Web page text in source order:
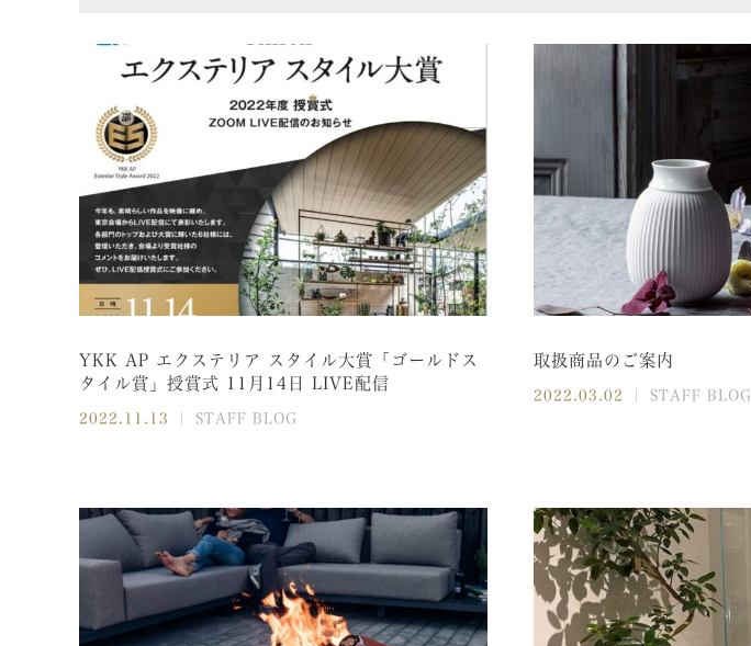
YKK AP エクステリア スタイル大賞「ゴールドス
タイル賞」授賞式 11月14日 LIVE配信
2022.11.13 ｜ STAFF BLOG
取扱商品のご案内
2022.03.02 ｜ STAFF BLOG